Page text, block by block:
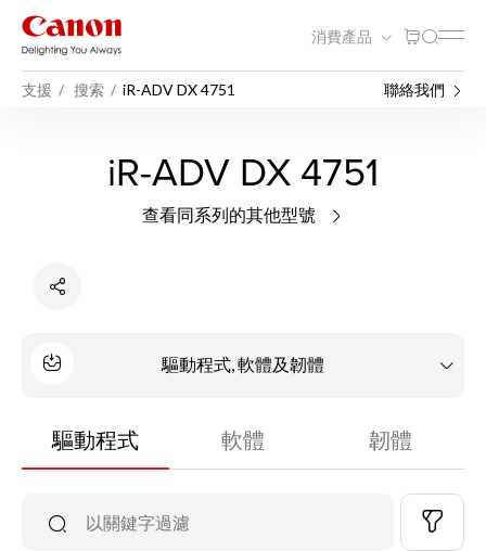
消費產品
支援 搜索 iR-ADV DX 4751 聯絡我們
iR-ADV DX 4751
查看同系列的其他型號
驅動程式, 軟體及韌體
驅動程式 軟體 韌體